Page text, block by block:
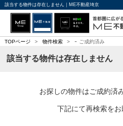
該当する物件は存在しません｜ME不動産埼京
TOPページ > 物件検索 > - ご成約済み
該当する物件は存在しません
お探しの物件はご成約済
下記にて再検索をお